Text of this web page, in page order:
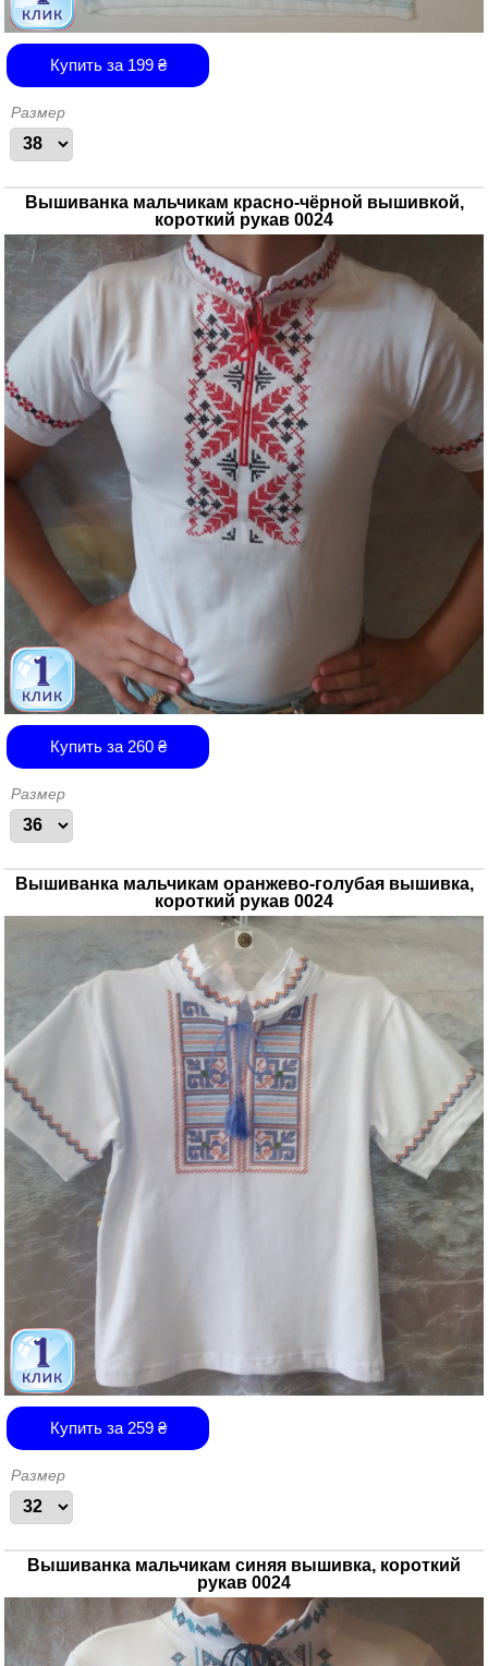
Купить за 199₴
Размер
Вышиванка мальчикам красно-чёрной вышивкой,
короткий рукав 0024
Купить за 260₴
Размер
Вышиванка мальчикам оранжево-голубая вышивка,
короткий рукав 0024
Купить за 259₴
Размер
Вышиванка мальчикам синяя вышивка, короткий
рукав 0024